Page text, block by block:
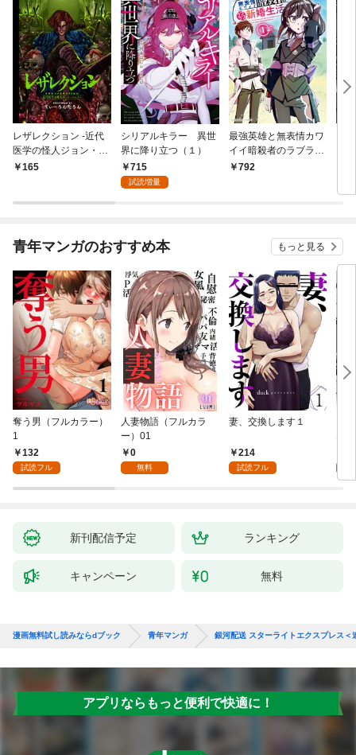
レザレクション -近代
医学の怪人ジョン・ハ
ンター- 連載版 第1話
165
シリアルキラー 異世
界に降り立つ（１）
715
試読増量
最強英雄と無表情カワ
イイ暗殺者のラブラブ
新婚生活 １巻
792
青年マンガのおすすめ本 もっと見る
奪う男（フルカラー）
1
132
試読フル
人妻物語（フルカラ
ー）01
0
無料
妻、交換します１
214
試読フル
な
新刊配信予定 ランキング
キャンペーン 無料
漫画無料試し読みならdブック 青年マンガ 銀河配送 スターライトエクスプレス＜
アプリならもっと便利で快適に！